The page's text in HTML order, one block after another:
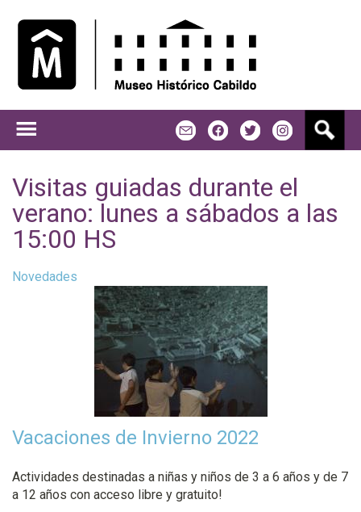
Visitas guiadas durante el
verano: lunes a sábados a las
15:00 HS
Novedades
Vacaciones de Invierno 2022
Actividades destinadas a niñas y niños de 3 a 6 años y de 7
a 12 años con acceso libre y gratuito!
s
r